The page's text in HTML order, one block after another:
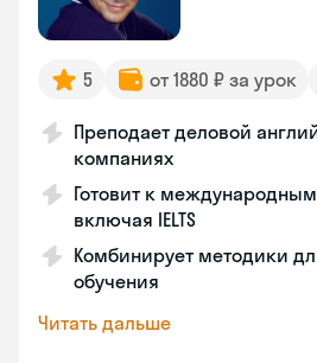
5 от 1880 ₽ за урок
Преподает деловой
компаниях
Готовит к
включая IELTS
Комбинирует методики
обучения
Читать дальше